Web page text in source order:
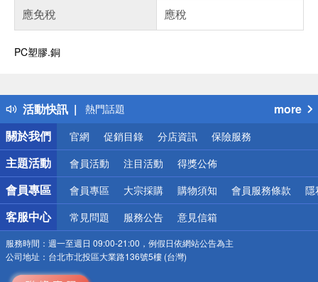
應免稅
應稅
PC塑膠.銅
活動快訊
得獎公告
熱門話題
銀行優惠
偏遠地區配送
詐騙網頁！請小心！
more
關於我們
官網 促銷目錄 分店資訊 保險服務
主題活動 會員活動 注目活動 得獎公佈
會員專區 會員專區 大宗採購 購物須知 會員服務條款 隱
客服中心 常見問題 服務公告 意見信箱
服務時間： 週一至週日 09:00-21:00，例假日依網站公告為主
公司地址： 台北市北投區大業路136號5樓 (台灣)